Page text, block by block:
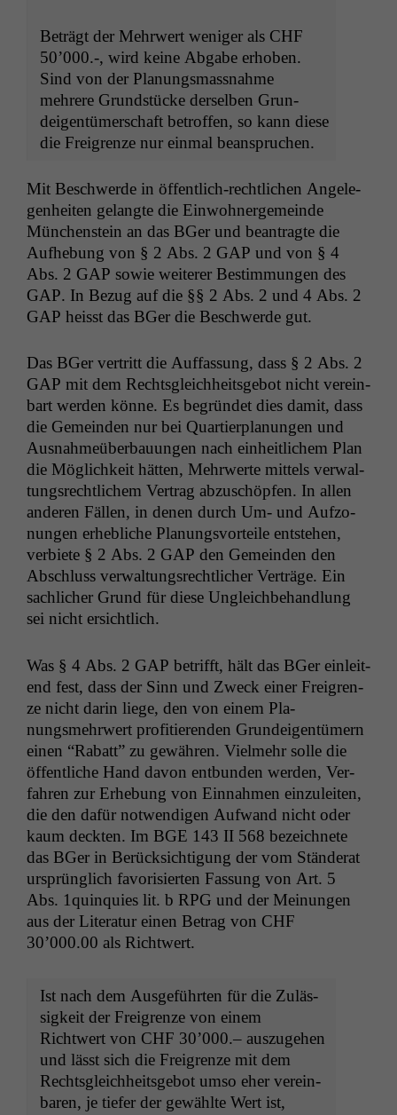
Beträgt der Mehrw­ert weniger als CHF
50’000.-, wird keine Abgabe erhoben.
Sind von der Pla­nungs­mass­nahme
mehrere Grund­stücke der­sel­ben Grun­
deigen­tümer­schaft betrof­fen, so kann diese
die Frei­gren­ze nur ein­mal beanspruchen.
Mit Beschw­erde in öffentlich-rechtlichen Angele­
gen­heit­en gelangte die Ein­wohn­erge­meinde
München­stein an das BGer und beantragte die
Aufhe­bung von § 2 Abs. 2 GAP und von § 4
Abs. 2 GAP sowie weit­er­er Bes­tim­mungen des
GAP. In Bezug auf die §§ 2 Abs. 2 und 4 Abs. 2
GAP heisst das BGer die Beschw­erde gut.
Das BGer ver­tritt die Auf­fas­sung, dass § 2 Abs. 2
GAP mit dem Rechts­gle­ich­heits­ge­bot nicht vere­in­
bart wer­den könne. Es begrün­det dies damit, dass
die Gemein­den nur bei Quartier­pla­nun­gen und
Aus­nah­meüber­bau­un­gen nach ein­heitlichem Plan
die Möglichkeit hät­ten, Mehrw­erte mit­tels ver­wal­
tungsrechtlichem Ver­trag abzuschöpfen. In allen
anderen Fällen, in denen durch Um- und Auf­zo­
nun­gen erhe­bliche Pla­nungsvorteile entste­hen,
ver­bi­ete § 2 Abs. 2 GAP den Gemein­den den
Abschluss ver­wal­tungsrechtlich­er Verträge. Ein
sach­lich­er Grund für diese Ungle­ich­be­hand­lung
sei nicht ersichtlich.
Was § 4 Abs. 2 GAP bet­rifft, hält das BGer ein­lei­t­
end fest, dass der Sinn und Zweck ein­er Frei­gren­
ze nicht darin liege, den von einem Pla­
nungsmehrw­ert prof­i­tieren­den Grun­deigen­tümern
einen “Rabatt” zu gewähren. Vielmehr solle die
öffentliche Hand davon ent­bun­den wer­den, Ver­
fahren zur Erhe­bung von Ein­nah­men einzuleit­en,
die den dafür notwendi­gen Aufwand nicht oder
kaum deck­ten. Im BGE 143 II 568 beze­ich­nete
das BGer in Berück­sich­ti­gung der vom Stän­der­at
ursprünglich favorisierten Fas­sung von Art. 5
Abs. 1quinquies lit. b RPG und der Mei­n­un­gen
aus der Lit­er­atur einen Betrag von CHF
30’000.00 als Richtwert.
Ist nach dem Aus­ge­führten für die Zuläs­
sigkeit der Frei­gren­ze von einem
Richtwert von CHF 30’000.– auszuge­hen
und lässt sich die Frei­gren­ze mit dem
Rechts­gle­ich­heits­ge­bot umso eher vere­in­
baren, je tiefer der gewählte Wert ist,